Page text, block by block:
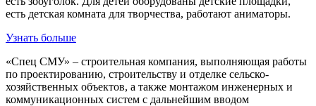
есть детская комната для творчества, работают аниматоры.
Узнать больше
«Спец СМУ» – строительная компания, выполняющая работы
по проектированию, строительству и отделке сельско-
хозяйственных объектов, а также монтажом инженерных и
коммуникационных систем с дальнейшим вводом